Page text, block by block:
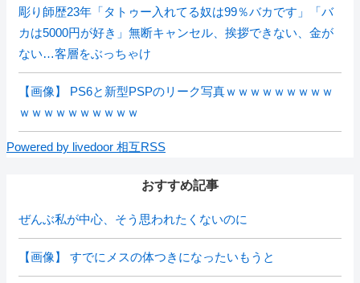
彫り師歴23年「タトゥー入れてる奴は99％バカです」「バ
カは5000円が好き」無断キャンセル、挨拶できない、金が
ない…客層をぶっちゃけ
【画像】 PS6と新型PSPのリーク写真ｗｗｗｗｗｗｗｗｗ
ｗｗｗｗｗｗｗｗｗｗ
Powered by livedoor 相互RSS
おすすめ記事
ぜんぶ私が中心、そう思われたくないのに
【画像】 すでにメスの体つきになったいもうと